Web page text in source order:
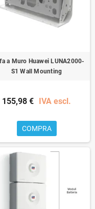
a Muro Huawei LUNA2000-
S1 Wall Mounting
155,98 € IVA escl.
COMPRA